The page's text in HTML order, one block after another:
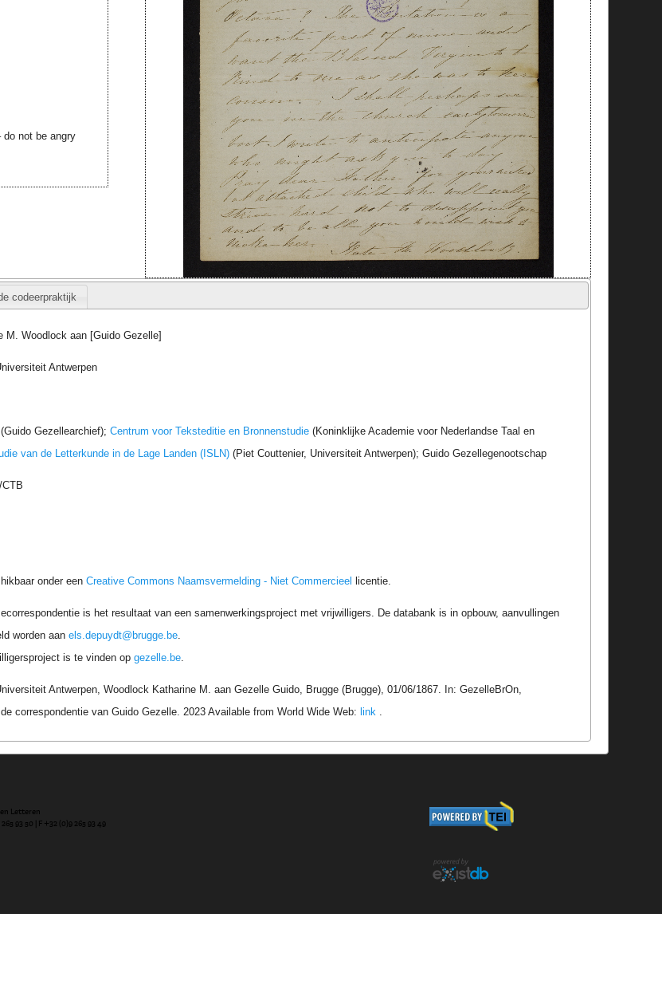
not be angry
codeerpraktijk
M. Woodlock aan [Guido Gezelle]
Antwerpen
(Guido Gezellearchief);Centrum voor Teksteditie en Bronnenstudie (Koninklijke Academie voor Nederlandse Taal en
van de Letterkunde in de Lage Landen (ISLN) (Piet Couttenier, Universiteit Antwerpen); Guido Gezellegenootschap
onder eenCreative Commons Naamsvermelding - Niet Commercieel licentie.
is het resultaat van een samenwerkingsproject met vrijwilligers. De databank is in opbouw, aanvullingen
worden aanels.depuydt@brugge.be.
is te vinden opgezelle.be.
Antwerpen, Woodlock Katharine M. aan Gezelle Guido, Brugge (Brugge), 01/06/1867. In: GezelleBrOn,
correspondentie van Guido Gezelle. 2023 Available from World Wide Web: link .
en Letteren
265 93 50 | F +32 (0)9 265 93 49